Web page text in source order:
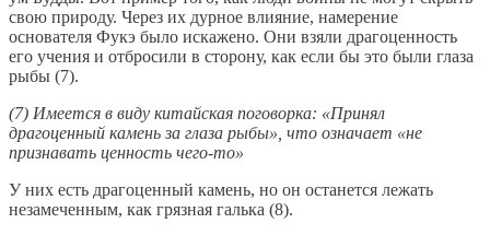
свою природу. Через их дурное влияние, намерение
основателя Фукэ было искажено. Они взяли драгоценность
его учения и отбросили в сторону, как если бы это были глаза
рыбы (7).
(7) Имеется в виду китайская поговорка: «Принял
драгоценный камень за глаза рыбы», что означает «не
признавать ценность чего-то»
У них есть драгоценный камень, но он останется лежать
незамеченным, как грязная галька (8).